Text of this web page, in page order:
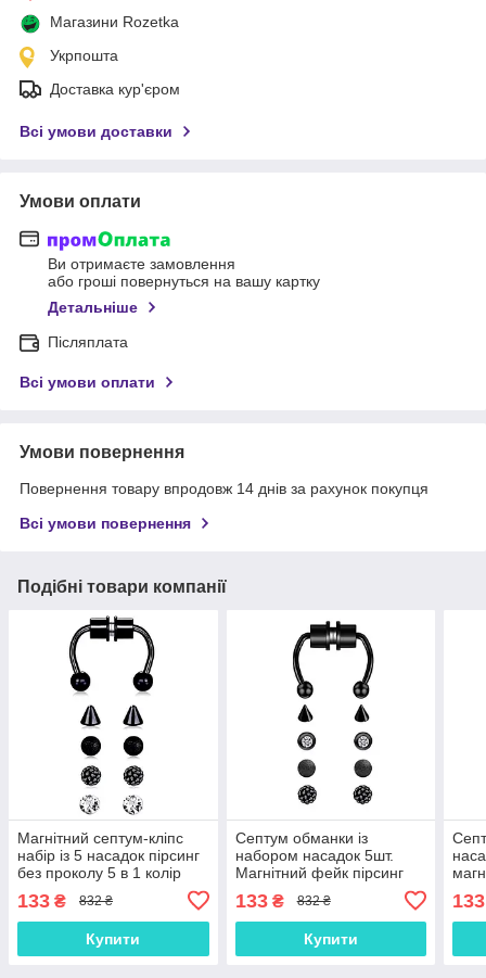
Магазини Rozetka
Укрпошта
Доставка кур'єром
Всі умови доставки
Умови оплати
Ви отримаєте замовлення
або гроші повернуться на вашу картку
Детальніше
Післяплата
Всі умови оплати
Умови повернення
Повернення товару впродовж 14 днів за рахунок покупця
Всі умови повернення
Подібні товари компанії
Магнітний септум-кліпс
набір із 5 насадок пірсинг
без проколу 5 в 1 колір
септум
133 ₴ 832 ₴
Купити
Септум обманки із
набором насадок 5шт.
Магнітний фейк пірсинг
без проколу з нержавіючої
сталі 5 в 1
133₴ 832 ₴
Купити
133